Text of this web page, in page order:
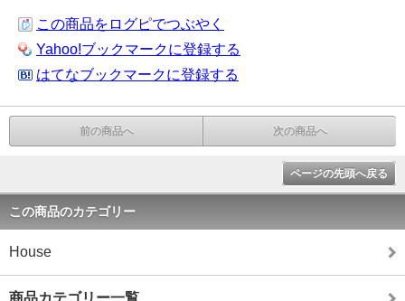
この商品をログピでつぶやく
Yahoo!ブックマークに登録する
はてなブックマークに登録する
前の商品へ 次の商品へ
ページの先頭へ戻る
この商品のカテゴリー
House
商品カテゴリー一覧